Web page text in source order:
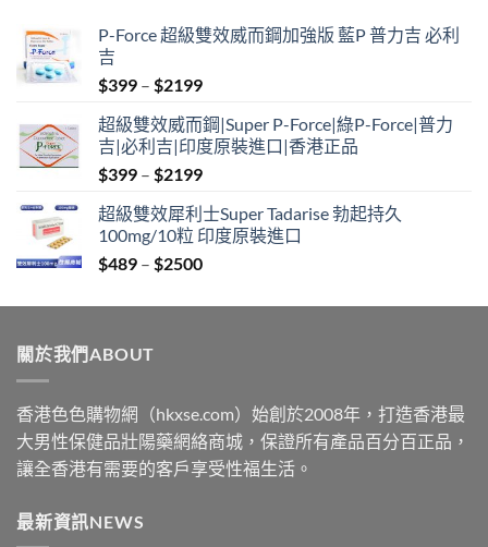
P-Force 超級雙效威而鋼加強版 藍P 普力吉 必利
吉
$399 – $2199Price
$399
through
$2199
超級雙效威而鋼|Super P-Force|綠P-Force|普力
吉|必利吉|印度原裝進口|香港正品
$399 – $2199Price
$399
through
$2199
超級雙效犀利士Super Tadarise 勃起持久
100mg/10粒 印度原裝進口
$489 – $2500Price
$489
關於我們ABOUT
香港色色購物網（hkxse.com）始創於2008年，打造香港最
大男性保健品壯陽藥網絡商城，保證所有產品百分百正品，
讓全香港有需要的客戶享受性福生活。
最新資訊NEWS